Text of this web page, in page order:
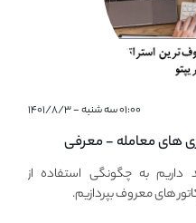
۰۱:۰۰ سه شنبه - ۱۴۰۱/۸/۳
های معامله - معرفی
به چگونگی استفاده از
های معروف بپردازیم.